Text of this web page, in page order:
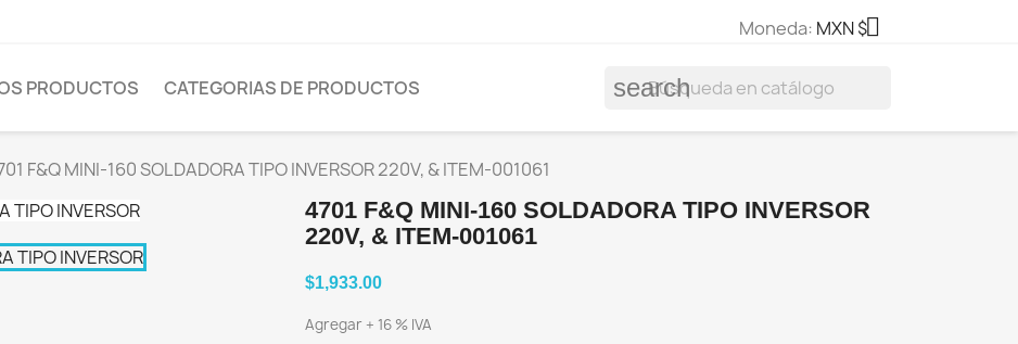
Moneda: MXN $
PRODUCTOS CATEGORIAS DE PRODUCTOS search
F&Q MINI-160 SOLDADORA TIPO INVERSOR 220V, & ITEM-001061
4701 F&Q MINI-160 SOLDADORA TIPO INVERSOR
220V, & ITEM-001061
$1,933.00
Agregar + 16 % IVA